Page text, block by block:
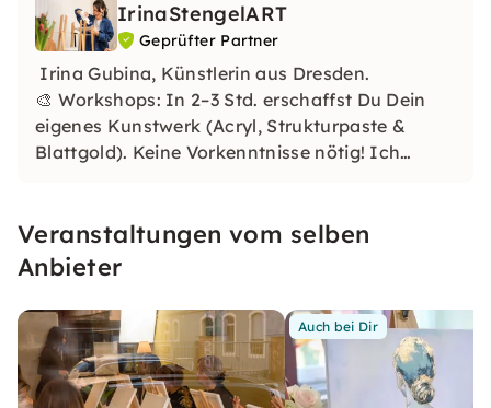
IrinaStengelART
Geprüfter Partner
Irina Gubina, Künstlerin aus Dresden.
🎨 Workshops: In 2–3 Std. erschaffst Du Dein
eigenes Kunstwerk (Acryl, Strukturpaste &
Blattgold). Keine Vorkenntnisse nötig! Ich
Veranstaltungen vom selben
Anbieter
Auch bei Dir